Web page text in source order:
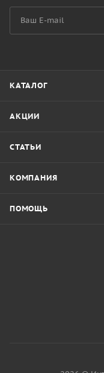
КАТАЛОГ
АКЦИИ
СТАТЬИ
КОМПАНИЯ
ПОМОЩЬ